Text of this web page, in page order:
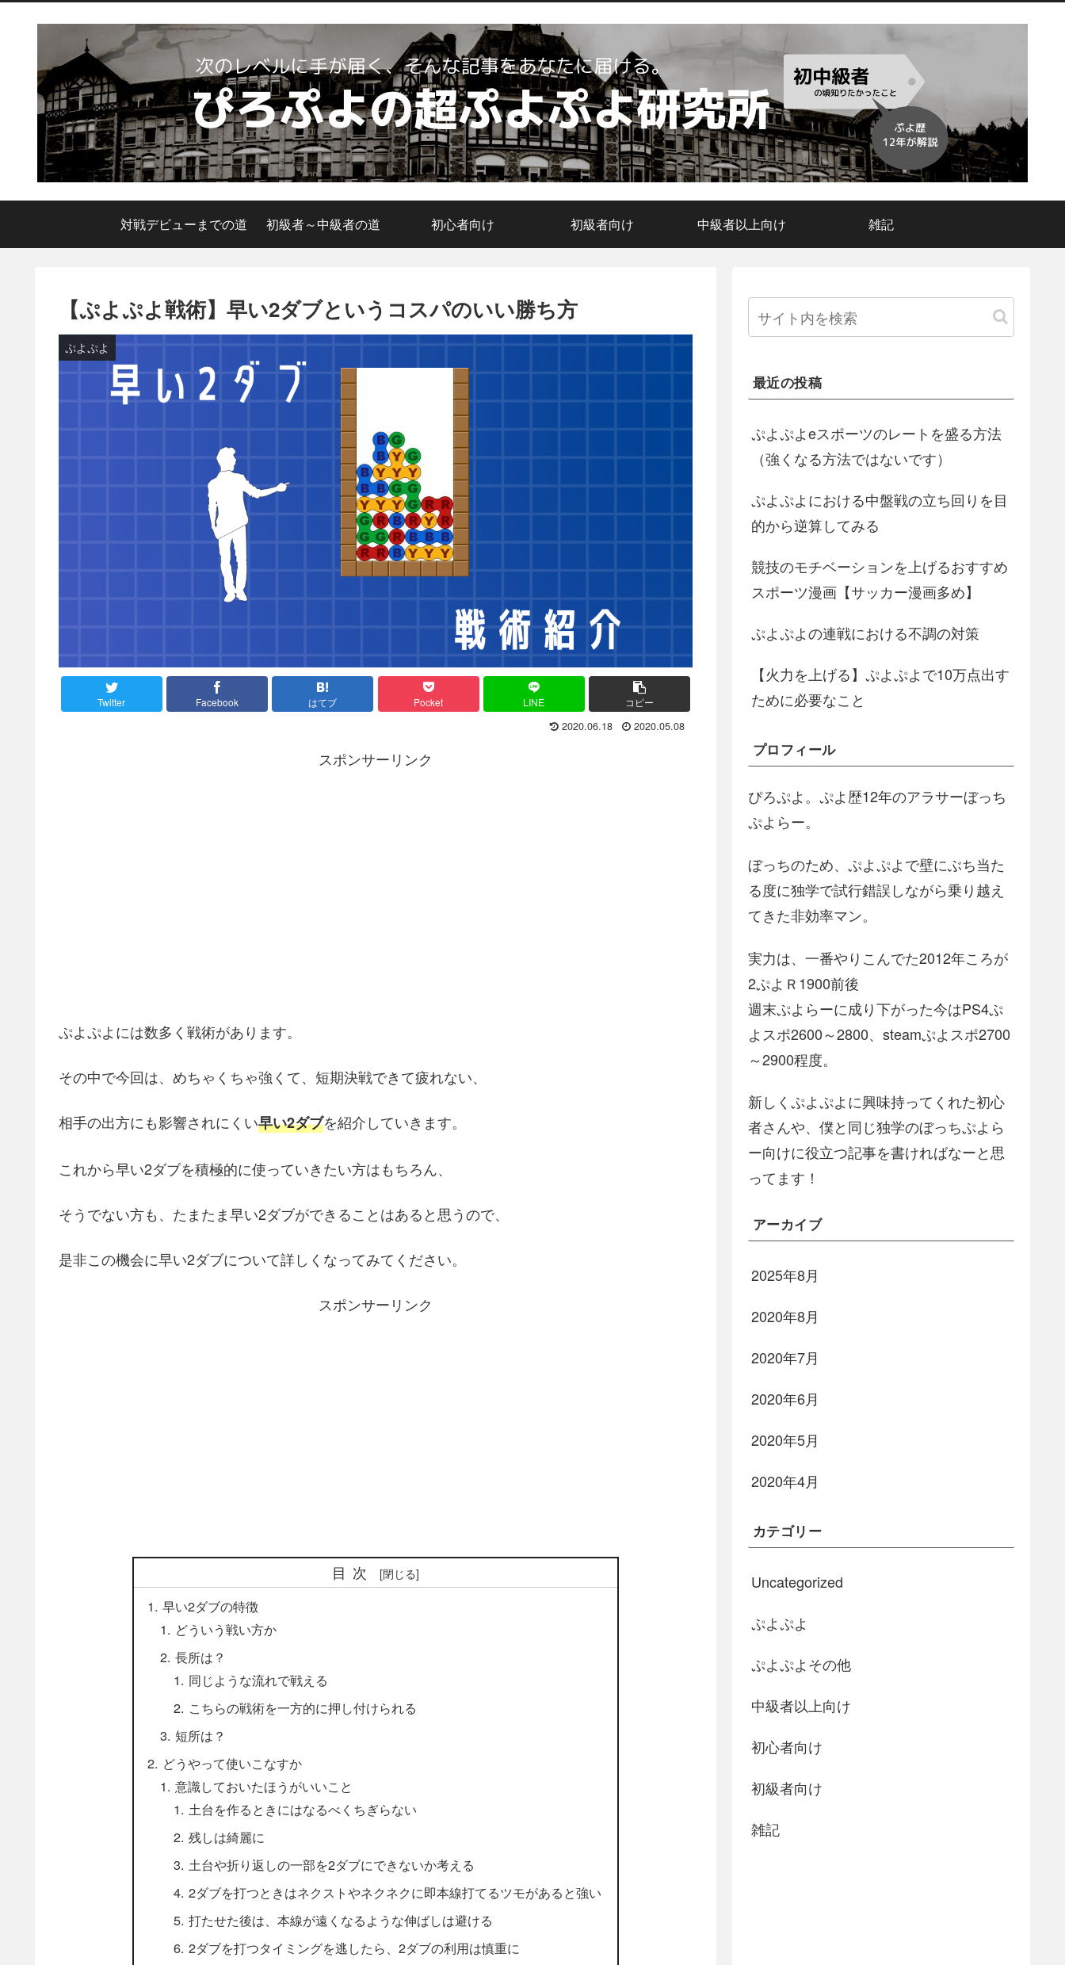
対戦デビューまでの道 初級者～中級者の道 初心者向け 初級者向け 中級者以上向け 雑記
【ぷよぷよ戦術】早い2ダブというコスパのいい勝ち方
ぷよぷよ
Twitter Facebook はてブ Pocket LINE コピー
2020.06.18 2020.05.08
スポンサーリンク
ぷよぷよには数多く戦術があります。
その中で今回は、めちゃくちゃ強くて、短期決戦できて疲れない、
相手の出方にも影響されにくい早い2ダブを紹介していきます。
これから早い2ダブを積極的に使っていきたい方はもちろん、
そうでない方も、たまたま早い2ダブができることはあると思うので、
是非この機会に早い2ダブについて詳しくなってみてください。
スポンサーリンク
目次
早い2ダブの特徴
どういう戦い方か
長所は？
同じような流れで戦える
こちらの戦術を一方的に押し付けられる
短所は？
どうやって使いこなすか
意識しておいたほうがいいこと
土台を作るときにはなるべくちぎらない
残しは綺麗に
土台や折り返しの一部を2ダブにできないか考える
2ダブを打つときはネクストやネクネクに即本線打てるツモがあると強い
打たせた後は、本線が遠くなるような伸ばしは避ける
2ダブを打つタイミングを逃したら、2ダブの利用は慎重に
最近の投稿
ぷよぷよeスポーツのレートを盛る方法
（強くなる方法ではないです）
ぷよぷよにおける中盤戦の立ち回りを目
的から逆算してみる
競技のモチベーションを上げるおすすめ
スポーツ漫画【サッカー漫画多め】
ぷよぷよの連戦における不調の対策
【火力を上げる】ぷよぷよで10万点出す
ために必要なこと
プロフィール
ぴろぷよ。ぷよ歴12年のアラサーぼっち
ぷよらー。
ぼっちのため、ぷよぷよで壁にぶち当た
る度に独学で試行錯誤しながら乗り越え
てきた非効率マン。
実力は、一番やりこんでた2012年ころが
2ぷよＲ1900前後
週末ぷよらーに成り下がった今はPS4ぷ
よスポ2600～2800、steamぷよスポ2700
～2900程度。
新しくぷよぷよに興味持ってくれた初心
者さんや、僕と同じ独学のぼっちぷよら
ー向けに役立つ記事を書ければなーと思
ってます！
アーカイブ
2025年8月
2020年8月
2020年7月
2020年6月
2020年5月
2020年4月
カテゴリー
Uncategorized
ぷよぷよ
ぷよぷよその他
中級者以上向け
初心者向け
初級者向け
雑記